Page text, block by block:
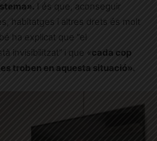
I és que, aconseguir
habitatges i altres drets és molt
ha explicat que “el
invisibilitzat” i que « cada cop
troben en aquesta situació».